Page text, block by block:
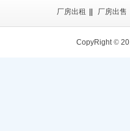
厂房出租 厂房出售
CopyRight©